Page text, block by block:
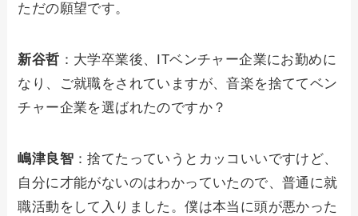
ただの願望です。
新谷哲 ：大学卒業後、ITベンチャー企業にお勤めに
なり、ご就職をされていますが、音楽を捨ててベン
チャー企業を選ばれたのですか？
嶋津良智 ：捨てたっていうとカッコいいですけど、
自分に才能がないのはわかっていたので、普通に就
職活動をして入りました。僕は本当に頭が悪かった